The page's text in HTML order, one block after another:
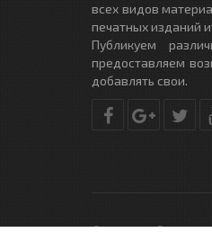
всех видов
печатных изданий
Публикуем
предоставляем
добавлять свои.
© Copyright © 2010-